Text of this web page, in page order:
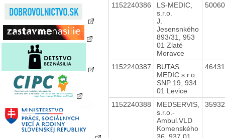
1152240386
LS-MEDIC,
s.r.o.
J.
Jesensnkého
893/31, 953
01 Zlaté
Moravce
1152240387
BUTAS
MEDIC s.r.o.
SNP 19, 934
01 Levice
1152240388
MEDSERVIS,
s.r.o.-
Ambul.VLD
Komenského